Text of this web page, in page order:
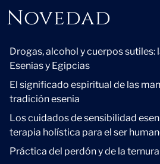
Novedad
Drogas, alcohol y cuerpos sutiles:
Esenias y Egipcias
El significado espiritual de las
tradición esenia
Los cuidados de sensibilidad
terapia holística para el ser
Práctica del perdón y de la ternura